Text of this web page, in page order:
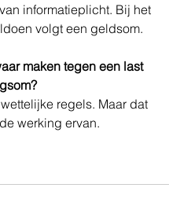
informatieplicht. Bij het
volgt een geldsom.
maken tegen een last
regels. Maar dat
werking ervan.